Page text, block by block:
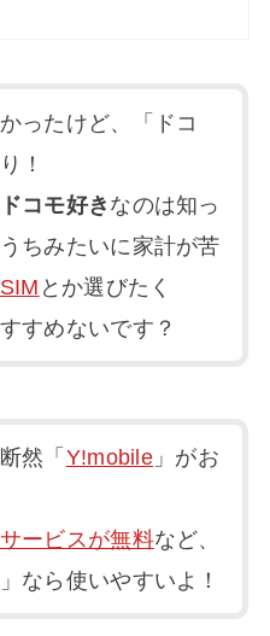
ったけど、「ドコ
！
コモ好き なのは知っ
ちみたいに家計が苦
とか選びたく
すめないです？
然「 Y!mobile 」がお
ービスが無料など、
なら使いやすいよ！